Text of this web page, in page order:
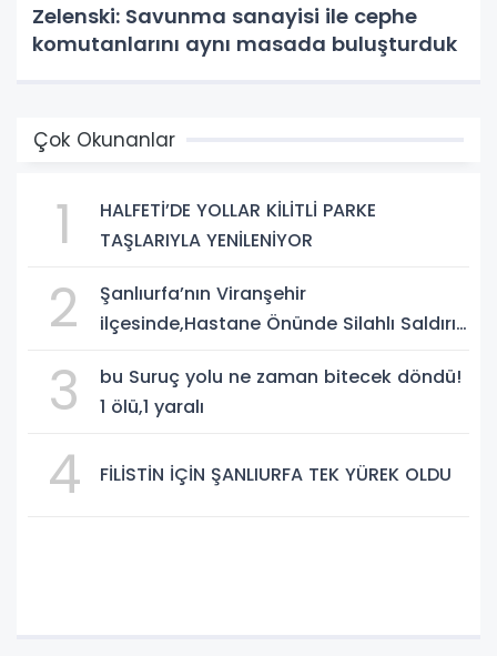
Zelenski: Savunma sanayisi ile cephe
komutanlarını aynı masada buluşturduk
Çok Okunanlar
1
HALFETİ’DE YOLLAR KİLİTLİ PARKE
TAŞLARIYLA YENİLENİYOR
2
Şanlıurfa’nın Viranşehir
ilçesinde,Hastane Önünde Silahlı Saldırı:
3
bu Suruç yolu ne zaman bitecek döndü!
1 ölü,1 yaralı
4 FİLİSTİN İÇİN ŞANLIURFA TEK YÜREK OLDU